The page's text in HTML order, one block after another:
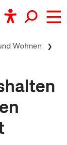
Wohnen